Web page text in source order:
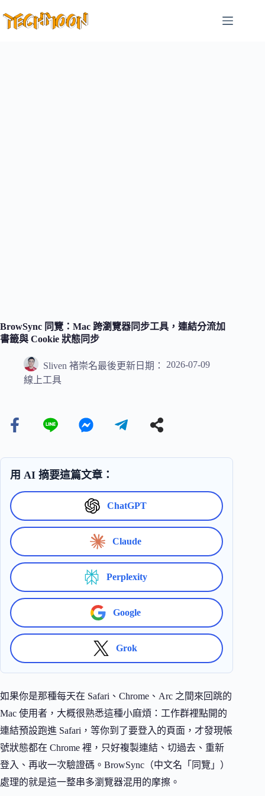
至
BrowSync 同覽：Mac 跨瀏覽器同步工具，連結分流加
書籤與 Cookie 狀態同步
Sliven 褚崇名最後更新日期：
2026-07-09
線上工具
用 AI 摘要這篇文章：
ChatGPT
Claude
Perplexity
Google
Grok
如果你是那種每天在 Safari、Chrome、Arc 之間來回跳的
Mac 使用者，大概很熟悉這種小麻煩：工作群裡點開的
連結預設跑進 Safari，等你到了要登入的頁面，才發現帳
號狀態都在 Chrome 裡，只好複製連結、切過去、重新
登入、再收一次驗證碼。BrowSync（中文名「同覽」）
處理的就是這一整串多瀏覽器混用的摩擦。